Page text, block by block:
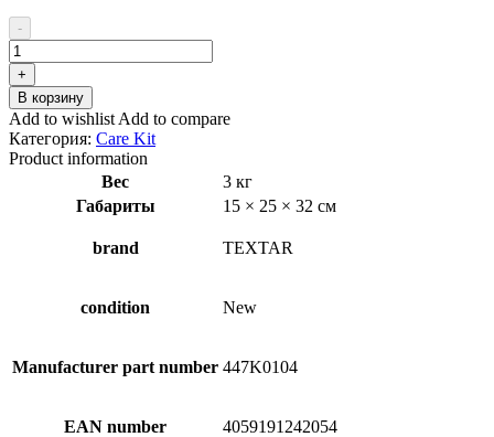
₽5.12.
-
Количество
товара
TEXTAR
96000100
Brake
/
Clutch
+
В корзину
Add to wishlist Add to compare
Категория: Care Kit
Product information
Вес
3 кг
Габариты
15 × 25 × 32 см
brand TEXTAR
condition New
Manufacturer part number 447K0104
EAN number 4059191242054